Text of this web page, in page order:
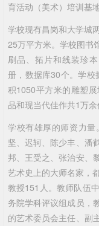
育活动（美术）培训基
学校现有昌岗和大学城
25万平方米。学校图书
刷品、拓片和线装珍
册，数据库30个。学
积1050平方米的雕塑
品和现当代佳作共1万余
学校有雄厚的师资力
坚、迟轲、陈少丰、潘
邦、王受之、张治安、
艺术史上的大师名家，
教授151人。教师队伍
务院学科评议组成员，
的艺术委员会主任、副